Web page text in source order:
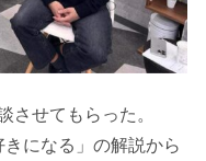
させてもらった。
になる」の解説から